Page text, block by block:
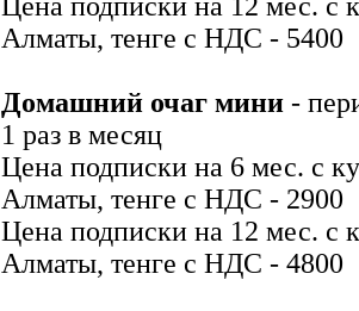
Алматы, тенге с НДС - 5400
Домашний очаг мини -
1 раз в месяц
Цена подписки на 6 мес. с
Алматы, тенге с НДС - 2900
Цена подписки на 12 мес. с
Алматы, тенге с НДС - 4800